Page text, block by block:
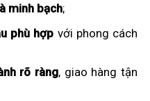
minh bạch;
phù hợp với phong cách
rõ ràng, giao hàng tận